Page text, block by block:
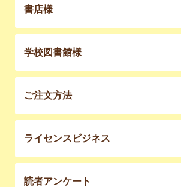
書店様
学校図書館様
ご注文方法
ライセンスビジネス
読者アンケート